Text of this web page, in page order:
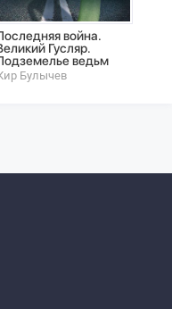
война.
Гусляр.
ведьм
Булычев